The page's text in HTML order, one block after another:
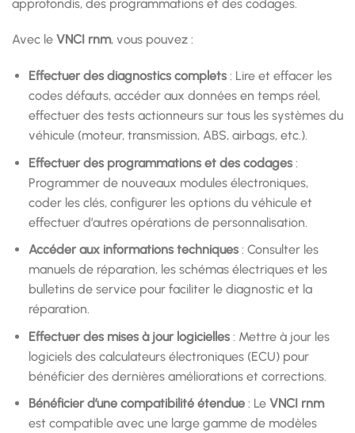
approfondis, des programmations et des codages.
Avec le VNCI rnm, vous pouvez :
Effectuer des diagnostics complets: Lire et effacer les
codes défauts, accéder aux données en temps réel,
effectuer des tests actionneurs sur tous les systèmes du
véhicule (moteur, transmission, ABS, airbags, etc.).
Effectuer des programmations et des codages:
Programmer de nouveaux modules électroniques,
coder les clés, configurer les options du véhicule et
effectuer d’autres opérations de personnalisation.
Accéder aux informations techniques: Consulter les
manuels de réparation, les schémas électriques et les
bulletins de service pour faciliter le diagnostic et la
réparation.
Effectuer des mises à jour logicielles: Mettre à jour les
logiciels des calculateurs électroniques (ECU) pour
bénéficier des dernières améliorations et corrections.
Bénéficier d’une compatibilité étendue: Le VNCI rnm
est compatible avec une large gamme de modèles